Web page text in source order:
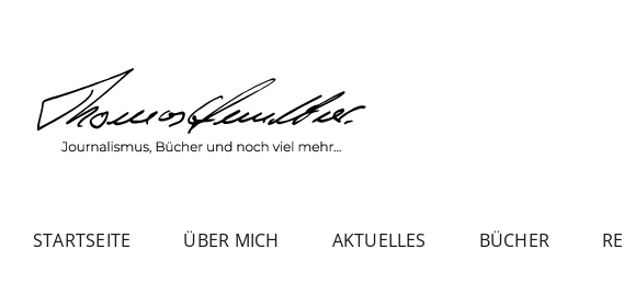
springen
STARTSEITE ÜBER MICH AKTUELLES BÜCHER